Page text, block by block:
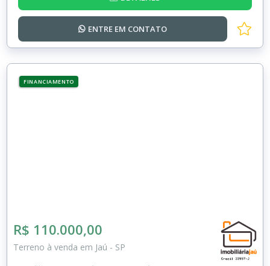
ENTRE EM CONTATO
FINANCIAMENTO
R$ 110.000,00
Terreno à venda em Jaú - SP